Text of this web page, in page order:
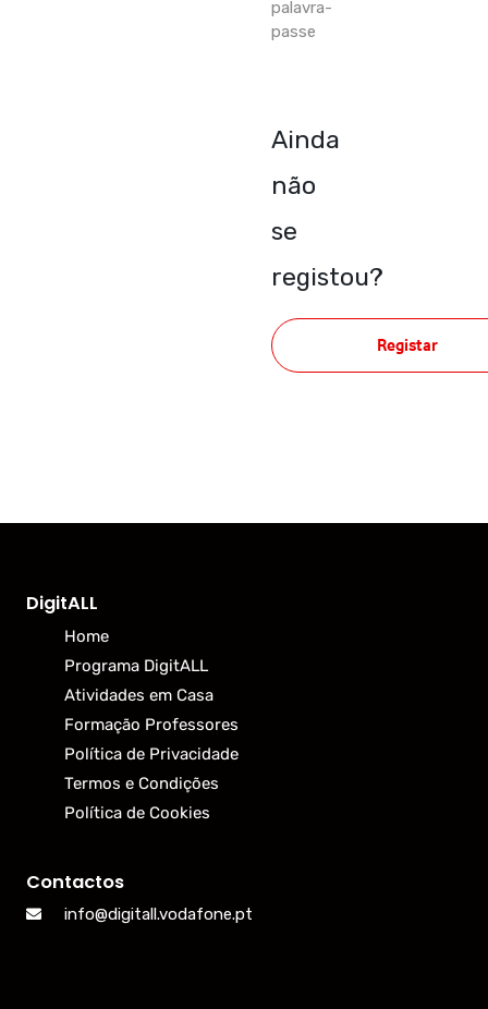
palavra-
passe
Ainda
não
se
registou?
Registar
DigitALL
Home
Programa DigitALL
Atividades em Casa
Formação Professores
Política de Privacidade
Termos e Condições
Política de Cookies
Contactos
info@digitall.vodafone.pt